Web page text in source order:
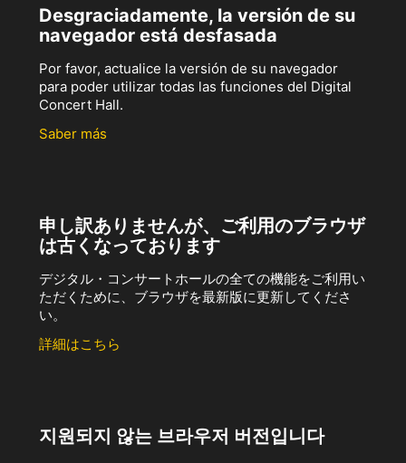
Desgraciadamente, la versión de su
navegador está desfasada
Por favor, actualice la versión de su navegador
para poder utilizar todas las funciones del Digital
Concert Hall.
Saber más
申し訳ありませんが、ご利用のブラウザ
は古くなっております
デジタル・コンサートホールの全ての機能をご利用い
ただくために、ブラウザを最新版に更新してくださ
い。
詳細はこちら
지원되지 않는 브라우저 버전입니다